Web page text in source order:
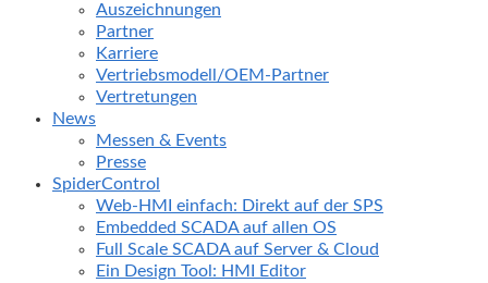
Auszeichnungen
Partner
Karriere
Vertriebsmodell/OEM-Partner
Vertretungen
News
Messen & Events
Presse
SpiderControl
Web-HMI einfach: Direkt auf der SPS
Embedded SCADA auf allen OS
Full Scale SCADA auf Server & Cloud
Ein Design Tool: HMI Editor